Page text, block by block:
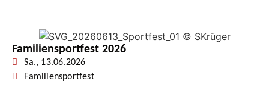
Familiensportfest 2026
Sa., 13.06.2026
Familiensportfest